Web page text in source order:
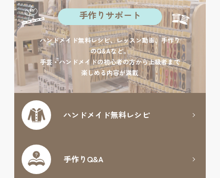
手作りサポート
ハンドメイド無料レシピ、レッスン動画、手作り
のQ&Aなど。
手芸・ハンドメイドの初心者の方から上級者まで
楽しめる内容が満載
ハンドメイド無料レシピ
手作りQ&A